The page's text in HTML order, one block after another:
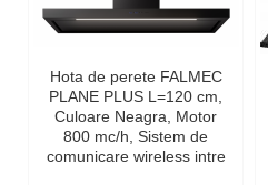
Hota de perete FALMEC
PLANE PLUS L=120 cm,
Culoare Neagra, Motor
800 mc/h, Sistem de
comunicare wireless intre